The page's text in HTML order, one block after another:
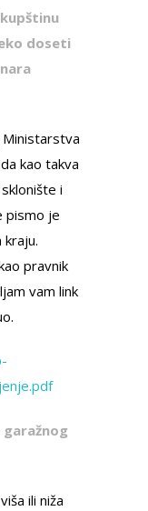
doseti
Ministarstva
kao takva
i
pismo je
pravnik
vam link
ili niža